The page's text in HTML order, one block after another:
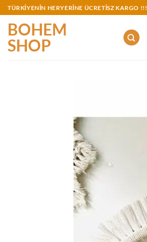
İçeriğe
atla
TÜRKİYENİN HERYERİNE ÜCRETİSZ KARGO !!!
BOHEM
SHOP